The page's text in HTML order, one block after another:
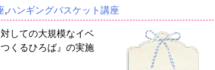
,ハンギングバスケット講座
しての大規模なイベ
くるひろば』の実施